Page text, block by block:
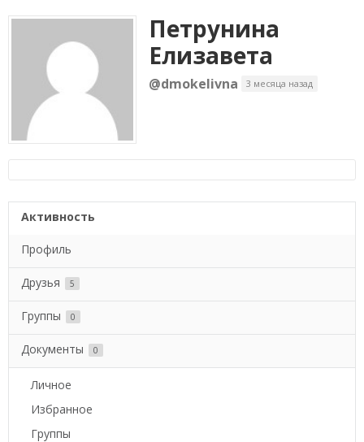
Петрунина
Елизавета
@dmokelivna 3 месяца назад
Активность
Профиль
Друзья 5
Группы 0
Документы 0
Личное
Избранное
Группы